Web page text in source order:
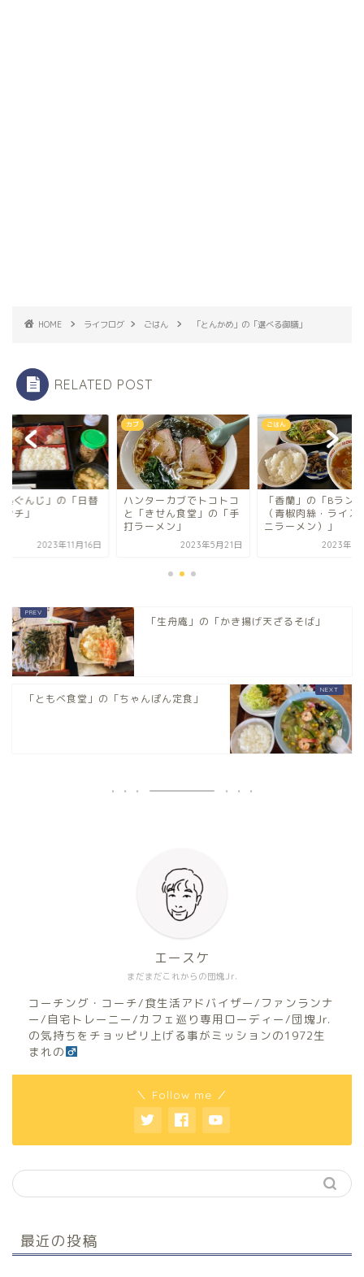
HOME ライフログ ごはん 「とんかめ」の「選べる御膳」
RELATED POST
ターカブでトコトコ
せん食堂」の「手
2023年5月21日
ごはん
「香蘭」の「Bランチ
（青椒肉絲・ライス・ミ
ニラーメン）」
2023年11月2日
ごはん
「味処ぐんじ」の「
りランチ」
2023年11
「生舟庵」の「かき揚げ天ざるそば」
「ともべ食堂」の「ちゃんぽん定食」
まだまだこれからの団塊Jr.
エースケ
コーチング・コーチ/食生活アドバイザー/ファンランナ
ー/自宅トレーニー/カフェ巡り専用ローディー/団塊Jr.
の気持ちをチョッピリ上げる事がミッションの1972生
まれの
＼ Follow me ／
最近の投稿